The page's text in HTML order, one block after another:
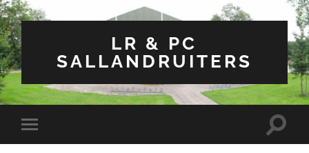
LR & PC
SALLANDRUITERS
Toggle
mobiel
Toggle